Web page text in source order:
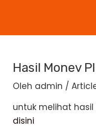
konten
Hasil Monev
Oleh admin /
untuk melihat hasil
disini